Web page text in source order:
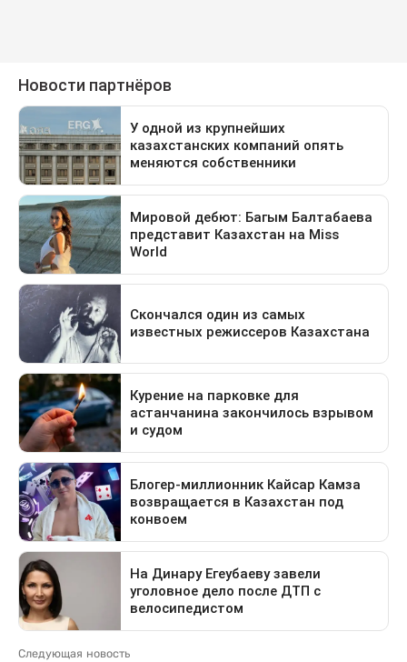
Следующая новость